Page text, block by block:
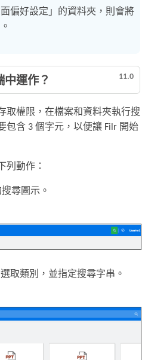
偏好設定」的資料夾，則會將
11.0
中運作？
取權限，在檔案和資料夾執行搜
包含 3 個字元，以便讓 Filr 開始
列動作：
尋圖示。
取類別，並指定搜尋字串。